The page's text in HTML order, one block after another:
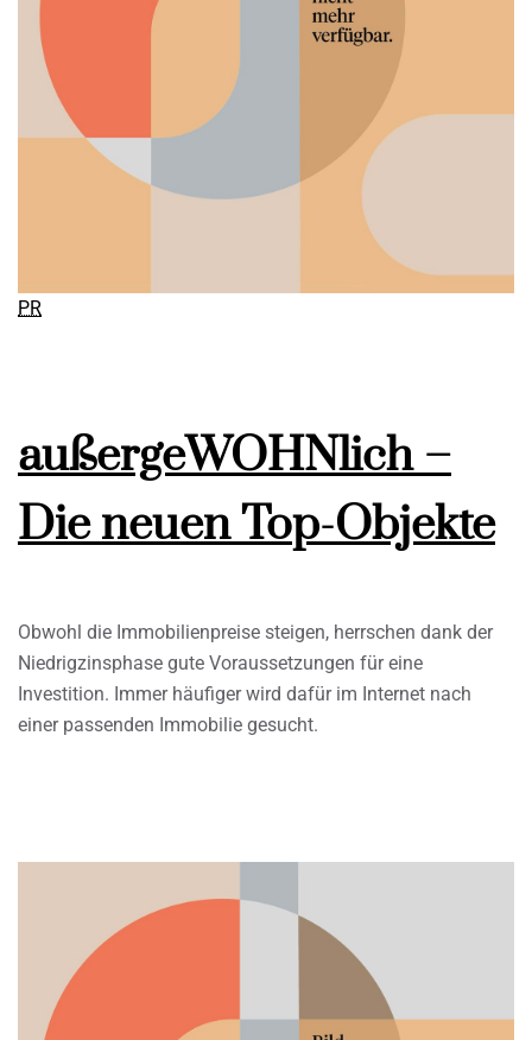
PR
außergeWOHNlich –
Die neuen Top-Objekte
Obwohl die Immobilienpreise steigen, herrschen dank der
Niedrigzinsphase gute Voraussetzungen für eine
Investition. Immer häufiger wird dafür im Internet nach
einer passenden Immobilie gesucht.